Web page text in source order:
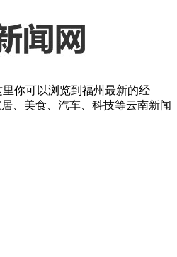
你可以浏览到福州最新的经
、美食、汽车、科技等云南新闻